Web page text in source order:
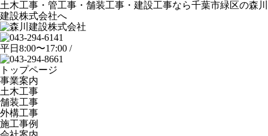
土木工事・管工事・舗装工事・建設工事なら千葉市緑区の森川
建設株式会社へ
平日8:00〜17:00 /
トップページ
事業案内
土木工事
舗装工事
外構工事
施工事例